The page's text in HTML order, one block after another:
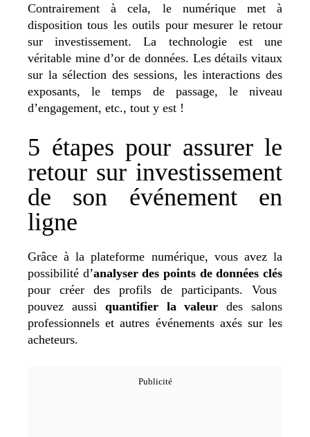
Contrairement à cela, le numérique met à
disposition tous les outils pour mesurer le retour
sur investissement. La technologie est une
véritable mine d’or de données. Les détails vitaux
sur la sélection des sessions, les interactions des
exposants, le temps de passage, le niveau
d’engagement, etc., tout y est !
5 étapes pour assurer le
retour sur investissement
de son événement en
ligne
Grâce à la plateforme numérique, vous avez la
possibilité d’analyser des points de données clés
pour créer des profils de participants. Vous
pouvez aussi quantifier la valeurdes salons
professionnels et autres événements axés sur les
acheteurs.